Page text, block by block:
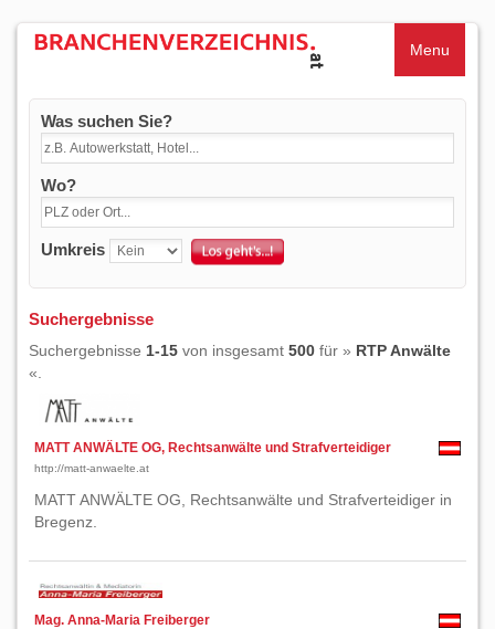
Menu
Was suchen Sie?
Wo?
Umkreis
Suchergebnisse
Suchergebnisse 1-15 von insgesamt 500 für » RTP Anwälte
«.
MATT ANWÄLTE OG, Rechtsanwälte und Strafverteidiger
http://matt-anwaelte.at
MATT ANWÄLTE OG, Rechtsanwälte und Strafverteidiger in
Bregenz.
Mag. Anna-Maria Freiberger